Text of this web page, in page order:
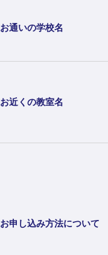
お通いの学校名
お近くの教室名
お申し込み方法について